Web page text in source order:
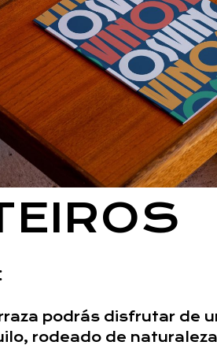
podrás disfrutar de
rodeado de